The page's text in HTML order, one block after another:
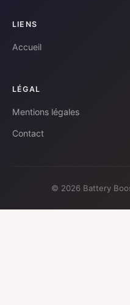
LIENS
Accueil
LÉGAL
Mentions légales
Contact
© 2026 Battery